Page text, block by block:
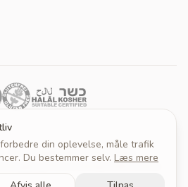
din oplevelse, måle trafik
Du bestemmer selv. Læs mere
Alle rettigheder forbeholdes.
PersondatapolitikCookies